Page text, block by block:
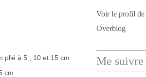
plié à 5 ; 10 et 15 cm
cm
Voir le profil de
Overblog
Me suivre